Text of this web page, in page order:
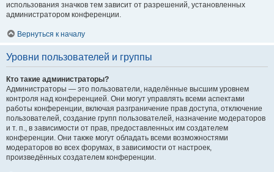
использования значков тем зависит от разрешений, установленных
администратором конференции.
Вернуться к началу
Уровни пользователей и группы
Кто такие администраторы?
Администраторы — это пользователи, наделённые высшим уровнем
контроля над конференцией. Они могут управлять всеми аспектами
работы конференции, включая разграничение прав доступа, отключение
пользователей, создание групп пользователей, назначение модераторов
и т. п., в зависимости от прав, предоставленных им создателем
конференции. Они также могут обладать всеми возможностями
модераторов во всех форумах, в зависимости от настроек,
произведённых создателем конференции.